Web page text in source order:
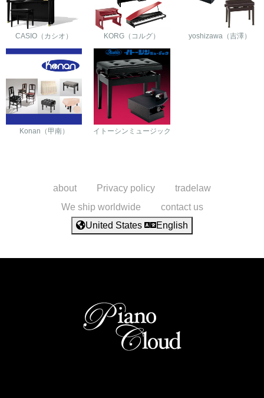
CASIO（カシオ） KORG（コルグ） yoshizawa（吉澤）
Konan（甲南） イトーシンミュージック
about Privacy policy
tradelaw
We ship worldwide
contact us
United States
English